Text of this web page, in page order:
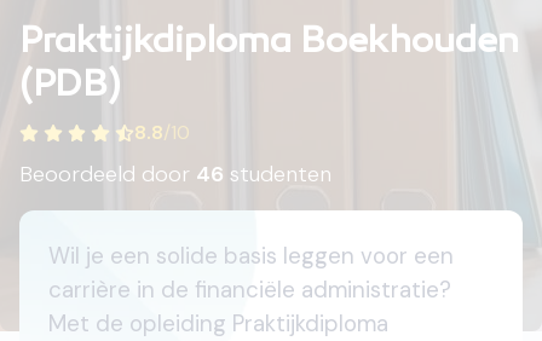
Praktijkdiploma Boekhouden
(PDB)
8.8/10
Beoordeeld door 46 studenten
Wil je een solide basis leggen voor een
carrière in de financiële administratie?
Met de opleiding Praktijkdiploma